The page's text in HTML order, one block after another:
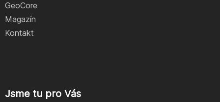
GeoCore
Magazín
Kontakt
Jsme tu pro Vás